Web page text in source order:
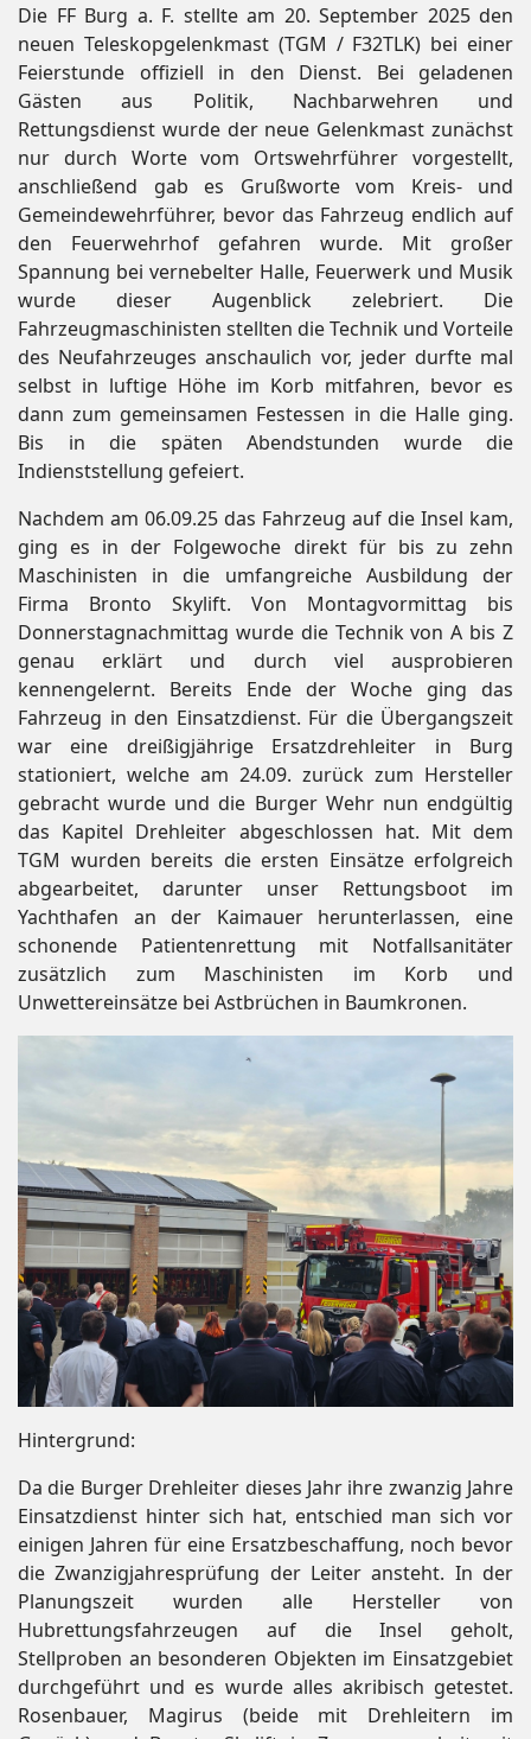
Die FF Burg a. F. stellte am 20. September 2025 den
neuen Teleskopgelenkmast (TGM / F32TLK) bei einer
Feierstunde offiziell in den Dienst. Bei geladenen
Gästen aus Politik, Nachbarwehren und
Rettungsdienst wurde der neue Gelenkmast zunächst
nur durch Worte vom Ortswehrführer vorgestellt,
anschließend gab es Grußworte vom Kreis- und
Gemeindewehrführer, bevor das Fahrzeug endlich auf
den Feuerwehrhof gefahren wurde. Mit großer
Spannung bei vernebelter Halle, Feuerwerk und Musik
wurde dieser Augenblick zelebriert. Die
Fahrzeugmaschinisten stellten die Technik und Vorteile
des Neufahrzeuges anschaulich vor, jeder durfte mal
selbst in luftige Höhe im Korb mitfahren, bevor es
dann zum gemeinsamen Festessen in die Halle ging.
Bis in die späten Abendstunden wurde die
Indienststellung gefeiert.
Nachdem am 06.09.25 das Fahrzeug auf die Insel kam,
ging es in der Folgewoche direkt für bis zu zehn
Maschinisten in die umfangreiche Ausbildung der
Firma Bronto Skylift. Von Montagvormittag bis
Donnerstagnachmittag wurde die Technik von A bis Z
genau erklärt und durch viel ausprobieren
kennengelernt. Bereits Ende der Woche ging das
Fahrzeug in den Einsatzdienst. Für die Übergangszeit
war eine dreißigjährige Ersatzdrehleiter in Burg
stationiert, welche am 24.09. zurück zum Hersteller
gebracht wurde und die Burger Wehr nun endgültig
das Kapitel Drehleiter abgeschlossen hat. Mit dem
TGM wurden bereits die ersten Einsätze erfolgreich
abgearbeitet, darunter unser Rettungsboot im
Yachthafen an der Kaimauer herunterlassen, eine
schonende Patientenrettung mit Notfallsanitäter
zusätzlich zum Maschinisten im Korb und
Unwettereinsätze bei Astbrüchen in Baumkronen.
Hintergrund:
Da die Burger Drehleiter dieses Jahr ihre zwanzig Jahre
Einsatzdienst hinter sich hat, entschied man sich vor
einigen Jahren für eine Ersatzbeschaffung, noch bevor
die Zwanzigjahresprüfung der Leiter ansteht. In der
Planungszeit wurden alle Hersteller von
Hubrettungsfahrzeugen auf die Insel geholt,
Stellproben an besonderen Objekten im Einsatzgebiet
durchgeführt und es wurde alles akribisch getestet.
Rosenbauer, Magirus (beide mit Drehleitern im